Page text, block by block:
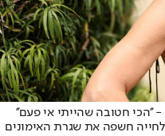
חשפה את שגרת האימונים